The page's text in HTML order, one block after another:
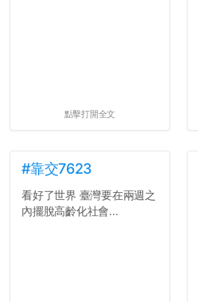
點擊打開全文
#靠交7623
看好了世界 臺灣要在兩週之
內擺脫高齡化社會...